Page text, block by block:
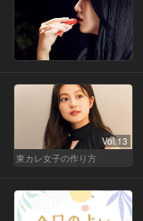
Vol.13
東カレ女子の作り方